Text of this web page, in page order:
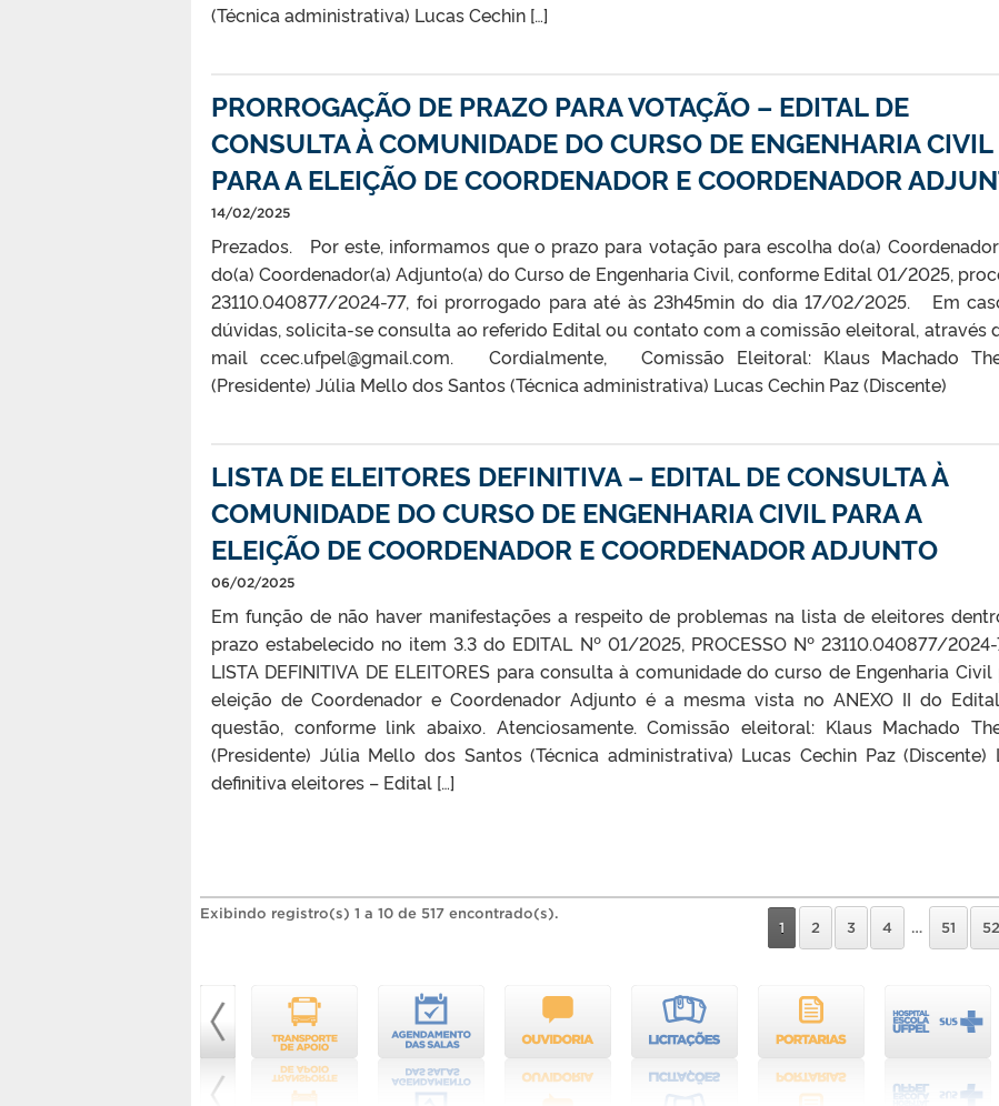
(Técnica administrativa) Lucas Cechin […]
PRORROGAÇÃO DE PRAZO PARA VOTAÇÃO – EDITAL DE
CONSULTA À COMUNIDADE DO CURSO DE ENGENHARIA CIVIL
PARA A ELEIÇÃO DE COORDENADOR E COORDENADOR
14/02/2025
Prezados. Por este, informamos que o prazo para votação para escolha do(a)
do(a) Coordenador(a) Adjunto(a) do Curso de Engenharia Civil, conforme Edital 01/2025,
23110.040877/2024-77, foi prorrogado para até às 23h45min do dia 17/02/2025. Em
dúvidas, solicita-se consulta ao referido Edital ou contato com a comissão eleitoral, através
mail ccec.ufpel@gmail.com. Cordialmente, Comissão Eleitoral: Klaus Machado
(Presidente) Júlia Mello dos Santos (Técnica administrativa) Lucas Cechin Paz (Discente)
LISTA DE ELEITORES DEFINITIVA – EDITAL DE CONSULTA À
COMUNIDADE DO CURSO DE ENGENHARIA CIVIL PARA A
ELEIÇÃO DE COORDENADOR E COORDENADOR ADJUNTO
06/02/2025
Em função de não haver manifestações a respeito de problemas na lista de eleitores
prazo estabelecido no item 3.3 do EDITAL Nº 01/2025, PROCESSO Nº 23110.040877/2024-
LISTA DEFINITIVA DE ELEITORES para consulta à comunidade do curso de Engenharia Civil
eleição de Coordenador e Coordenador Adjunto é a mesma vista no ANEXO II do
questão, conforme link abaixo. Atenciosamente. Comissão eleitoral: Klaus Machado
(Presidente) Júlia Mello dos Santos (Técnica administrativa) Lucas Cechin Paz (Discente)
definitiva eleitores – Edital […]
Exibindo registro(s) 1 a 10 de 517 encontrado(s).
1
2 3 4 … 51 52